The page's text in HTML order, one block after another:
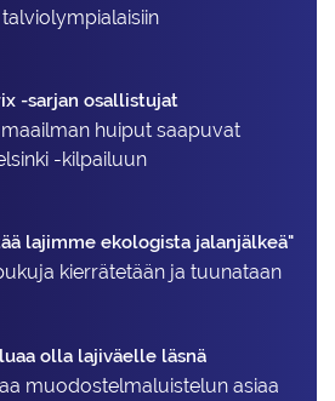
-sarjan osallistujat
huiput saapuvat
-kilpailuun
lajimme ekologista jalanjälkeä"
kierrätetään ja tuunataan
olla lajiväelle läsnä
muodostelma­luistelun asiaa